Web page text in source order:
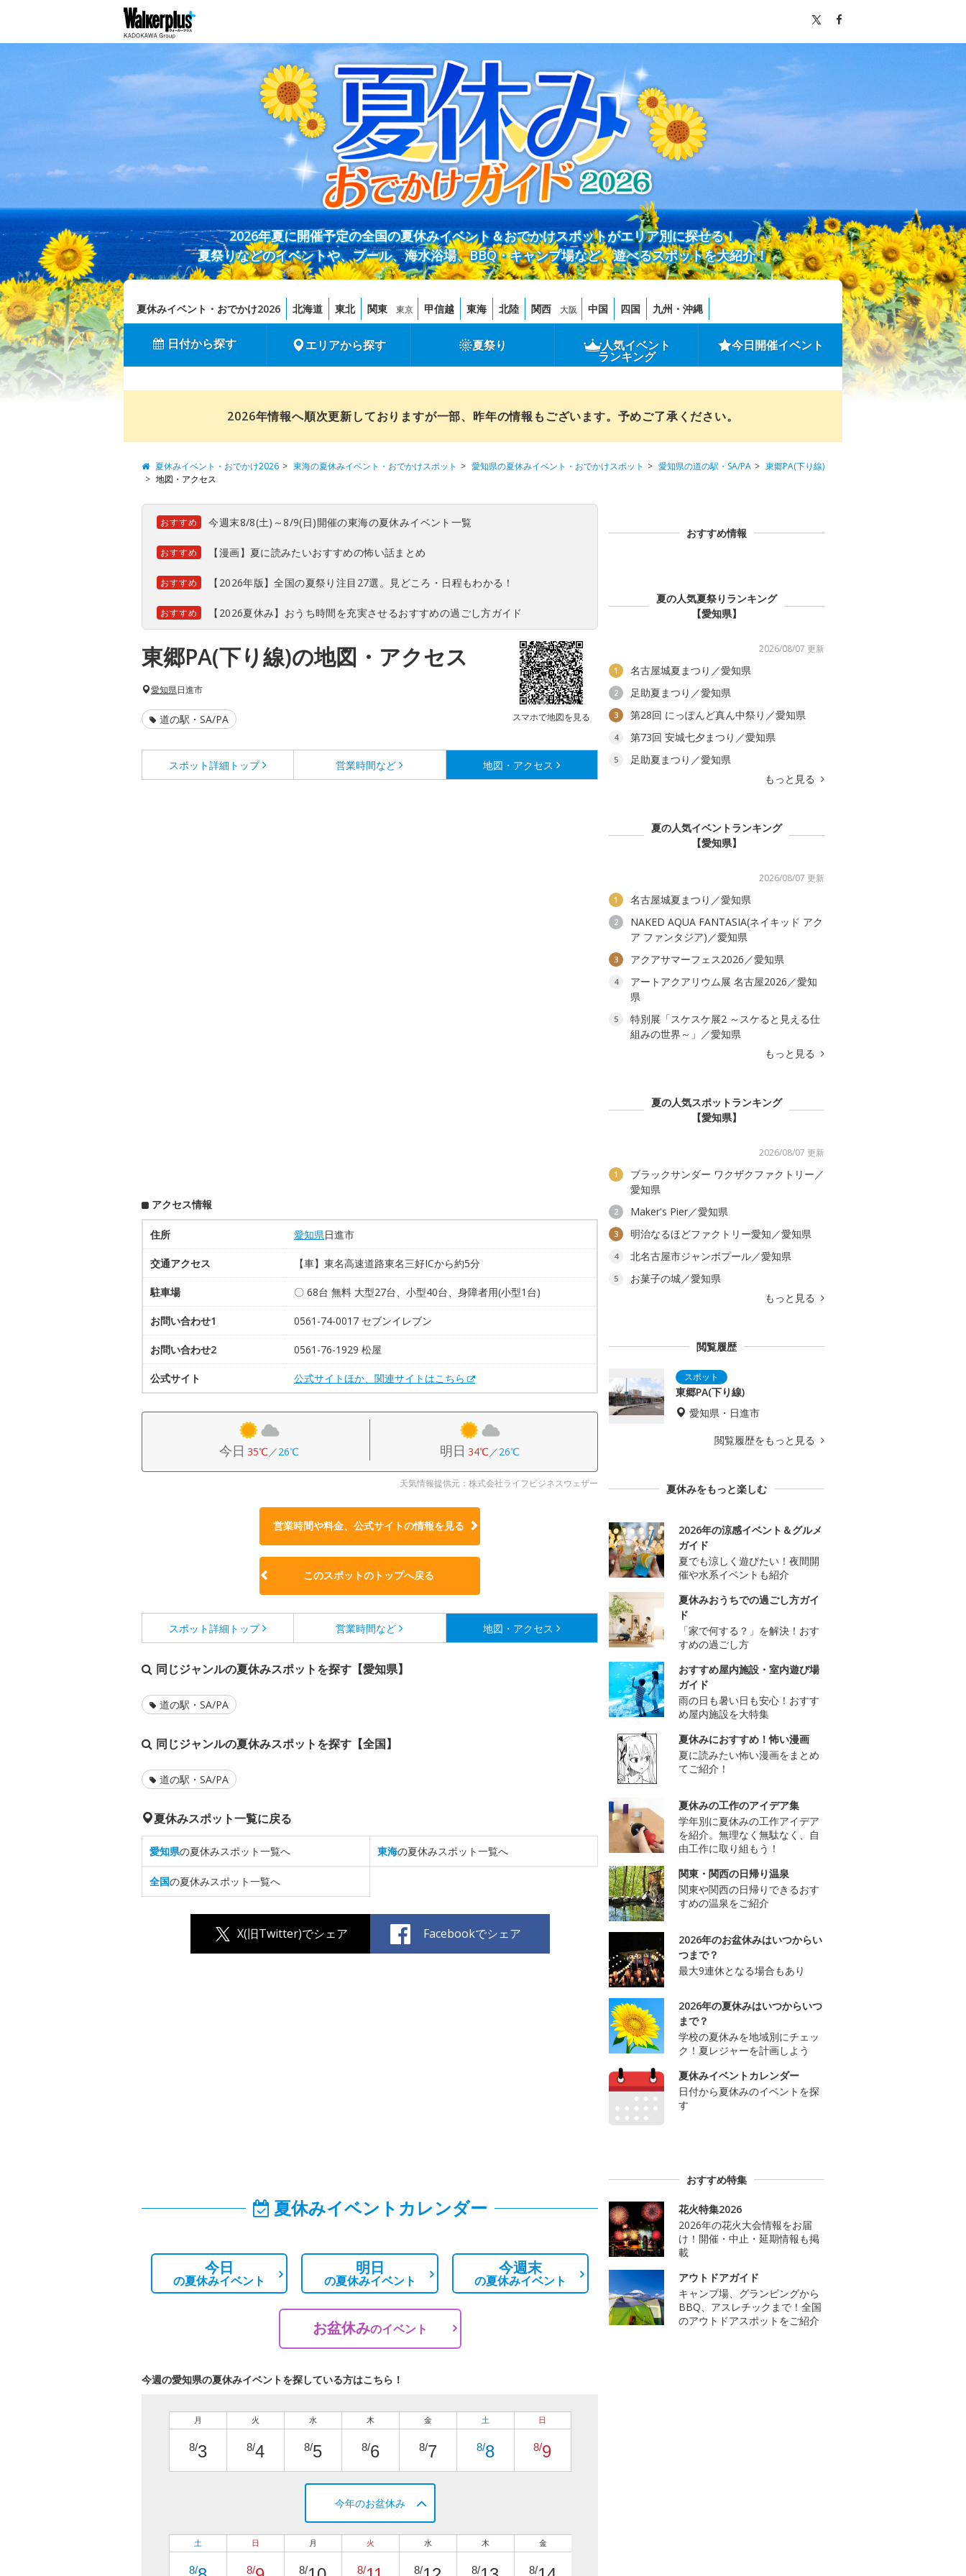
2026年夏に開催予定の全国の夏休みイベント＆おでかけスポットがエリア別に探せる！
夏祭りなどのイベントや、プール、海水浴場、BBQ・キャンプ場など、遊べるスポットを大紹介！
夏休みイベント・おでかけ2026 北海道 東北 関東 東京 甲信越 東海 北陸 関西 大阪 中国 四国 九州・沖縄
日付から探す エリアから探す 夏祭り 人気イベント
ランキング
今日開催イベント
2026年情報へ順次更新しておりますが一部、昨年の情報もございます。予めご了承ください。
夏休みイベント・おでかけ2026 東海の夏休みイベント・おでかけスポット 愛知県の夏休みイベント・おでかけスポット 愛知県の道の駅・SA/PA
東郷PA(下り線)
地図・アクセス
おすすめ 今週末8/8(土)～8/9(日)開催の東海の夏休みイベント一覧
おすすめ 【漫画】夏に読みたいおすすめの怖い話まとめ
おすすめ 【2026年版】全国の夏祭り注目27選。見どころ・日程もわかる！
おすすめ 【2026夏休み】おうち時間を充実させるおすすめの過ごし方ガイド
東郷PA(下り線)の地図・アクセス
スマホで地図を見る
愛知県日進市
道の駅・SA/PA
スポット詳細 トップ 営業時間など 地図・アクセス
アクセス情報
住所 愛知県日進市
交通アクセス 【車】東名高速道路東名三好ICから約5分
駐車場 〇 68台 無料 大型27台、小型40台、身障者用(小型1台)
お問い合わせ1 0561-74-0017 セブンイレブン
お問い合わせ2 0561-76-1929 松屋
公式サイト 公式サイトほか、関連サイトはこちら
今日 35℃／26℃ 明日 34℃／26℃
天気情報提供元：株式会社ライフビジネスウェザー
営業時間や料金、公式サイトの情報を見る
このスポットのトップへ戻る
スポット詳細 トップ 営業時間など 地図・アクセス
同じジャンルの夏休みスポットを探す【愛知県】
道の駅・SA/PA
同じジャンルの夏休みスポットを探す【全国】
道の駅・SA/PA
夏休みスポット一覧に戻る
愛知県の夏休みスポット一覧へ 東海の夏休みスポット一覧へ
全国の夏休みスポット一覧へ
X(旧Twitter)でシェア Facebookでシェア
夏休みイベントカレンダー
今日
の夏休みイベント
明日
の夏休みイベント
今週末
の夏休みイベント
お盆休みのイベント
今週の愛知県の夏休みイベントを探している方はこちら！
月
8/3
火
8/4
水
8/5
木
8/6
金
8/7
土
8/8
日
8/9
今年のお盆休み
土
8/
日
8/
月
8/
火
8/
水
8/
木
8/
金
8/
おすすめ情報
夏の人気夏祭りランキング
【愛知県】
2026/08/07 更新
1 名古屋城夏まつり／愛知県
2 足助夏まつり／愛知県
3 第28回 にっぽんど真ん中祭り／愛知県
4 第73回 安城七夕まつり／愛知県
5
足助夏まつり／愛知県
もっと見る
夏の人気イベントランキング
【愛知県】
2026/08/07 更新
1 名古屋城夏まつり／愛知県
2
NAKED AQUA FANTASIA(ネイキッド アク
ア ファンタジア)／愛知県
3 アクアサマーフェス2026／愛知県
4
アートアクアリウム展 名古屋2026／愛知
県
5
特別展「スケスケ展2 ～スケると見える仕
組みの世界～」／愛知県
もっと見る
夏の人気スポットランキング
【愛知県】
2026/08/07 更新
1
ブラックサンダー ワクザクファクトリー／
愛知県
2 Maker's Pier／愛知県
3 明治なるほどファクトリー愛知／愛知県
4 北名古屋市ジャンボプール／愛知県
5
お菓子の城／愛知県
もっと見る
閲覧履歴
東郷PA(下り線)
愛知県・日進市
閲覧履歴をもっと見る
夏休みをもっと楽しむ
2026年の涼感イベント＆グルメ
ガイド
夏でも涼しく遊びたい！夜間開
催や水系イベントも紹介
夏休みおうちでの過ごし方ガイ
ド
「家で何する？」を解決！おす
すめの過ごし方
おすすめ屋内施設・室内遊び場
ガイド
雨の日も暑い日も安心！おすす
め屋内施設を大特集
夏休みにおすすめ！怖い漫画
夏に読みたい怖い漫画をまとめ
てご紹介！
夏休みの工作のアイデア集
学年別に夏休みの工作アイデア
を紹介。無理なく無駄なく、自
由工作に取り組もう！
関東・関西の日帰り温泉
関東や関西の日帰りできるおす
すめの温泉をご紹介
2026年のお盆休みはいつからい
つまで？
最大9連休となる場合もあり
2026年の夏休みはいつからいつ
まで？
学校の夏休みを地域別にチェッ
ク！夏レジャーを計画しよう
夏休みイベントカレンダー
日付から夏休みのイベントを探
す
おすすめ特集
花火特集2026
2026年の花火大会情報をお届
け！開催・中止・延期情報も掲
載
アウトドアガイド
キャンプ場、グランピングから
BBQ、アスレチックまで！全国
のアウトドアスポットをご紹介